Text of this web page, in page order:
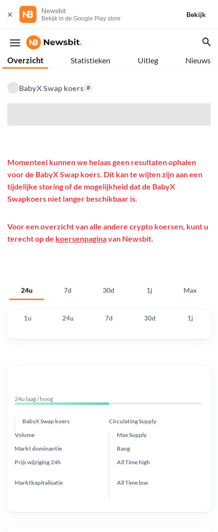
Newsbit
Bekijk in de Google Play store
Bekijk
Overzicht Statistieken Uitleg Nieuws
BabyX Swap koers #
24u 7d 30d 1j Max
Momenteel kunnen we helaas geen resultaten ophalen
voor de BabyX Swap koers. Dit kan te wijten zijn aan een
tijdelijke storing of de mogelijkheid dat de BabyX
Swapkoers niet langer beschikbaar is.
Voor een overzicht van alle andere crypto koersen, kunt u
terecht op de koersenpaginavan Newsbit.
1u 24u 7d 30d 1j
24u laag / hoog
BabyX Swap koers Circulating Supply
Prijs wijziging 24h
Max Supply
Markt dominantie
Marktkapitalisatie
Volume
Rang
All Timehigh
All Time low